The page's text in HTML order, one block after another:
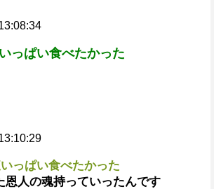
っぱい食べたかった
っぱい食べたかった
恩人の魂持っていったんです